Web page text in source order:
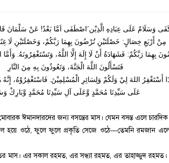
وَسَلَامٌ عَلَى عِبَادِهِ الَّذِيْن َاصْطَفَى اَمَّا بَعْدُ! عَنْ
مِنْ أَرْبَعِ خِصَالٍ: خَصْلَتَيْنِ تُرْضُونَ بِهِمَا رَبَّكُمْ، وَخَصْلَتَيْنِ لَا
بِهِمَا رَبَّكُمْ: فَشَهَادَةُ أَنْ لَا إِلَهَ إِلَّا اللَّهُ، وَتَسْتَغْفِرُونَهُ. وَأَمَّا
فَتَسْأَلُونَ اللَّهَ الْجَنَّةَ، وَتَعُوذُونَ بِهِ مِنَ النَّارِ
أَسْتَغْفِرُ اللهَ لِيْ وَلَكُمْ وَلِسَائِرِ الْمُسْلِمِيْنَ. فَاسْتَغْفِرُوْهُ، إِنَّهُ
عَلَى سَيِّدِنَا مُحَمَّدٍ وَّعَلَى آلِ سَيِّدِنَا مُحَمَّدٍ وَّبَارِكْ
ঈমানদারদের জন্য বসন্তের মাস। যেমন বসন্ত এলে
হয়ে ওঠে, ফুলে ফুলে প্রকৃতি সেজে ওঠে—তেমনি রমজান এলে
মাস। এর সকাল রহমত, এর সন্ধ্যা রহমত, এর তাহাজ্জুদ রহমত।